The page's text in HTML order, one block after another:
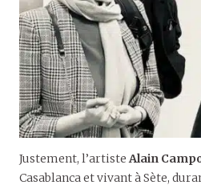
Justement, l’artisteAlain
Casablanca et vivant à Sète,